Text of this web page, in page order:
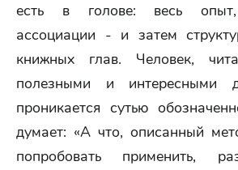
есть в голове: весь опыт,
ассоциации - и затем
книжных глав. Человек,
полезными и интересными
проникается сутью
думает: «А что, описанный
попробовать применить,